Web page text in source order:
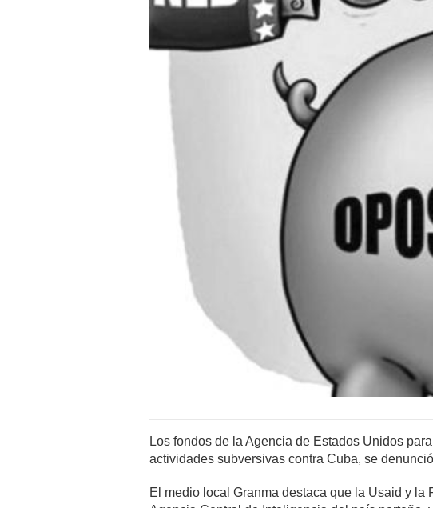
Los fondos de la Agencia de Estados Unidos
actividades subversivas contra Cuba, se
El medio local Granma destaca que la Usaid y